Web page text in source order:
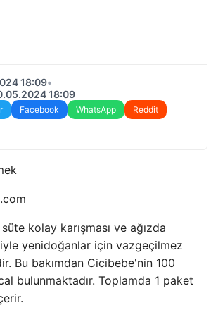
18:09•
18:09
Facebook WhatsApp
Reddit
kolay karışması ve ağızda
yenidoğanlar için vazgeçilmez
Bu bakımdan Cicibebe'nin 100
bulunmaktadır. Toplamda 1 paket